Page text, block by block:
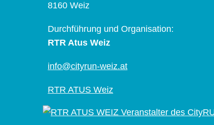
8160 Weiz
Durchführung und Organisation:
RTR Atus Weiz
info@cityrun-weiz.at
RTR ATUS Weiz